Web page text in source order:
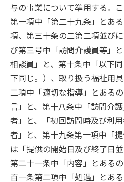
与の事業について準用する。
第一項中「第二十九条」とあ
項、第三十条の二第二項並び
び第三号中「訪問介護員等」
相談員」と、第十条中「以下
下同じ。）、取り扱う福祉用
二項中「適切な指導」とある
言」と、第十八条中「訪問介
者」と、「初回訪問時及び利
者」と、第十九条第一項中「
は「提供の開始日及び終了日
第二十一条中「内容」とある
百一条第二項中「処遇」とあ